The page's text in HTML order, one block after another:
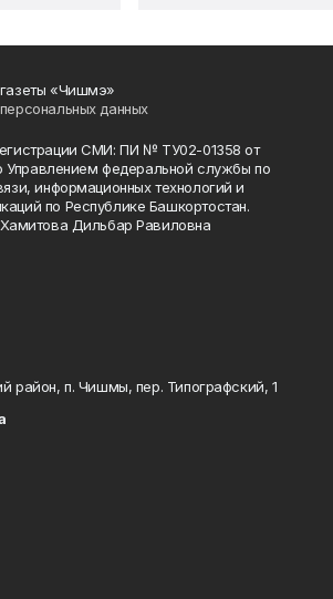
«Чишмэ»
данных
СМИ: ПИ № ТУ02-01358 от
Управлением федеральной службы по
информационных технологий и
по Республике Башкортостан.
Дильбар Равиловна
район, п. Чишмы, пер. Типографский, 1